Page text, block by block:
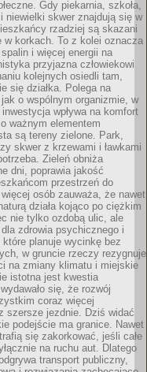
Gdy piekarnia, szkoła,
niewielki skwer znajdują się w
rzadziej są skazani
w korkach. To z kolei oznacza
i więcej energii na
przyjazna człowiekowi
kolejnych osiedli tam,
się działka. Polega na
o wspólnym organizmie, w
wpływa na komfort
ważnym elementem
są tereny zielone. Park,
skwer z krzewami i ławkami
Zieleń obniża
dni, poprawia jakość
przestrzeń do
osób zauważa, że nawet
działa kojąco po ciężkim
nie tylko ozdobą ulic, ale
zdrowia psychicznego i
planuje wycinkę bez
w gruncie rzeczy rezygnuje
na zmiany klimatu i miejskie
istotna jest kwestia
się, że rozwój
coraz więcej
szersze jezdnie. Dziś widać
podejście ma granice. Nawet
się zakorkować, jeśli całe
na ruchu aut. Dlatego
transport publiczny,